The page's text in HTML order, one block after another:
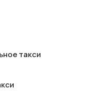
такси